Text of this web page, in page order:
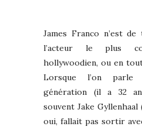
James Franco n’est
l’acteur le plus
hollywoodien, ou en
Lorsque l’on parle
génération (il a 32
souvent Jake Gyllenhaal
oui, fallait pas sortir